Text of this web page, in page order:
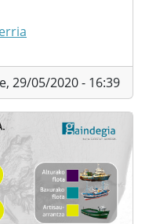
29/05/2020 - 16:39